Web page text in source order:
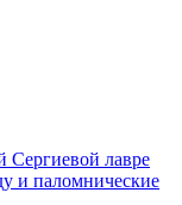
Сергиевой лавре
и паломнические